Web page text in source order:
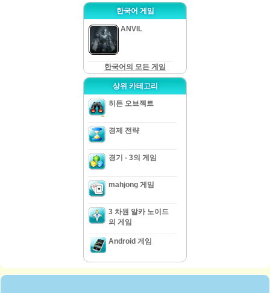
한국어 게임
ANVIL
한국어의 모든 게임
상위 카테고리
히든 오브젝트
경제 전략
경기 - 3의 게임
mahjong 게임
3 차원 알카 노이드
의 게임
Android 게임